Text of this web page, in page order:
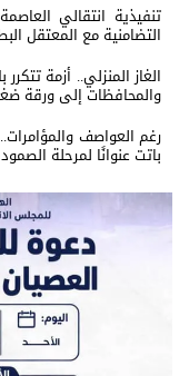
تنفيذية انتقالي
التضامنية مع المعتقل
الغاز المنزلي.. أزمة
والمحافظات إلى ورقة
رغم العواصف
باتت عنوانًا لمرحلة الصمود